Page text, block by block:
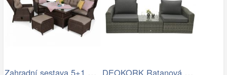
Zahradní sestava 5+1 polyratan / látka DEOKORK Ratanová modulová sestava…